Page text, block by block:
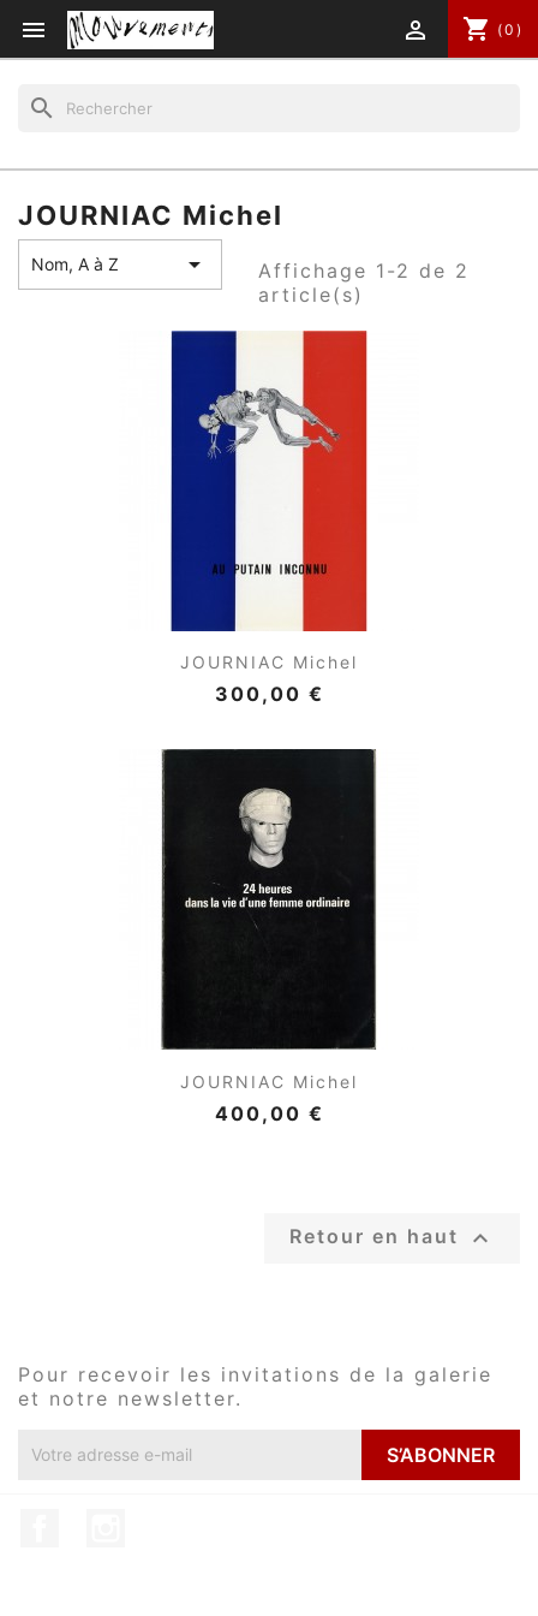
 shopping_cart (0)

search
JOURNIAC Michel
Nom, A à Z 
Affichage 1-2 de 2
article(s)
JOURNIAC Michel
300,00 €
JOURNIAC Michel
400,00 €
Retour en haut 
Pour recevoir les invitations de la galerie
et notre newsletter.